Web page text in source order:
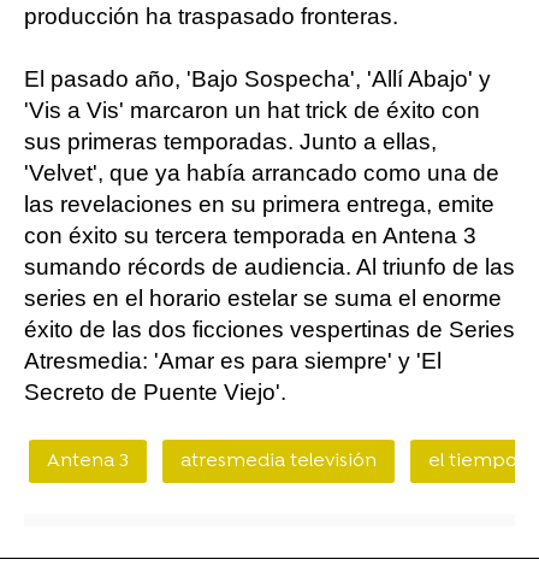
producción ha traspasado fronteras.
El pasado año, 'Bajo Sospecha', 'Allí Abajo' y
'Vis a Vis' marcaron un hat trick de éxito con
sus primeras temporadas. Junto a ellas,
'Velvet', que ya había arrancado como una de
las revelaciones en su primera entrega, emite
con éxito su tercera temporada en Antena 3
sumando récords de audiencia. Al triunfo de las
series en el horario estelar se suma el enorme
éxito de las dos ficciones vespertinas de Series
Atresmedia: 'Amar es para siempre' y 'El
Secreto de Puente Viejo'.
Antena 3 atresmedia televisión el tiempo